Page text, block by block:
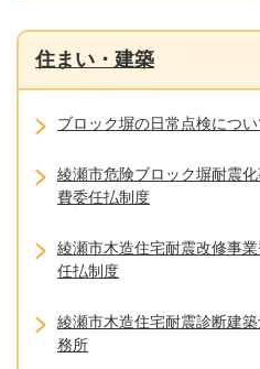
住まい・建築
ブロック塀の日常点検につい
綾瀬市危険ブロック塀耐震
費委任払制度
綾瀬市木造住宅耐震改修事
任払制度
綾瀬市木造住宅耐震診断建
務所